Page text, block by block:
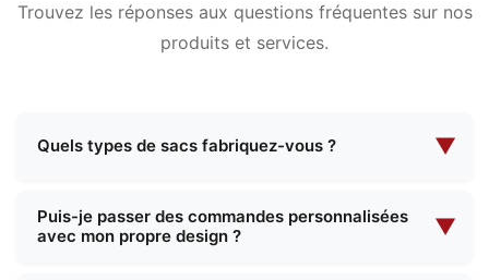
Trouvez les réponses aux questions fréquentes sur nos
produits et services.
Quels types de sacs fabriquez-vous ? ▼
d'une large gamme de sacs, notamment des
trousses de maquillage, des trousses de
Puis-je passer des commandes personnalisées
avec mon propre design ?
▼